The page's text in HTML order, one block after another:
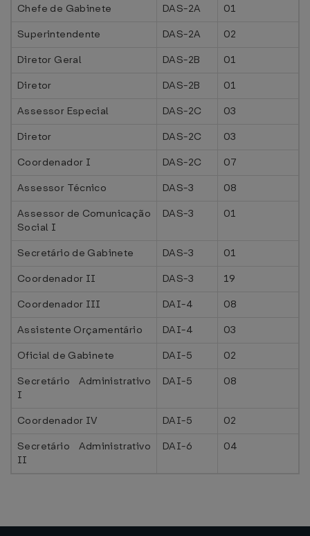
Chefe de Gabinete
DAS-2A
01
Superintendente
DAS-2A
02
Diretor Geral
DAS-2B
01
Diretor
DAS-2B
01
Assessor Especial
DAS-2C
03
Diretor
DAS-2C
03
Coordenador I
DAS-2C
07
Assessor Técnico
DAS-3
08
Assessor de Comunicação
Social I
DAS-3 01
Secretário de Gabinete DAS-3
01
Coordenador II
DAS-3
19
Coordenador III
DAI-4
08
Assistente Orçamentário
DAI-4
03
Oficial de Gabinete
DAI-5
02
Secretário Administrativo
I
DAI-5 08
Coordenador IV DAI-5
02
Secretário Administrativo
II
DAI-6 04